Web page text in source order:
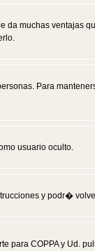
da muchas ventajas
Para
usuario oculto.
y podr�
para COPPA y Ud.